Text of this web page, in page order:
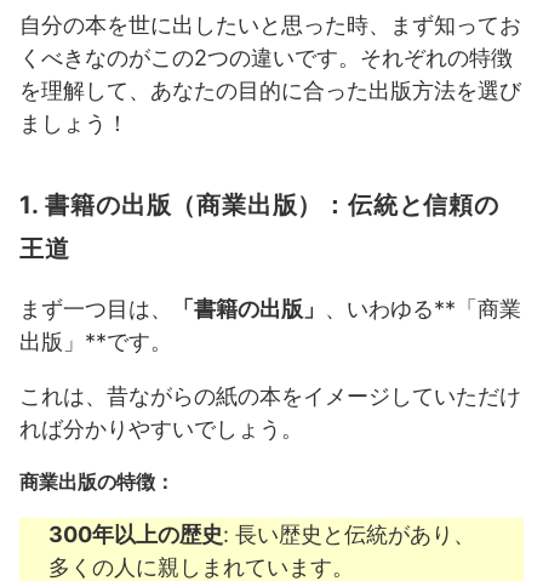
自分の本を世に出したいと思った時、まず知ってお
くべきなのがこの2つの違いです。それぞれの特徴
を理解して、あなたの目的に合った出版方法を選び
ましょう！
1. 書籍の出版（商業出版）：伝統と信頼の
王道
まず一つ目は、 「書籍の出版」 、いわゆる**「商業
出版」**です。
これは、昔ながらの紙の本をイメージしていただけ
れば分かりやすいでしょう。
商業出版の特徴：
300年以上の歴史: 長い歴史と伝統があり、
多くの人に親しまれています。